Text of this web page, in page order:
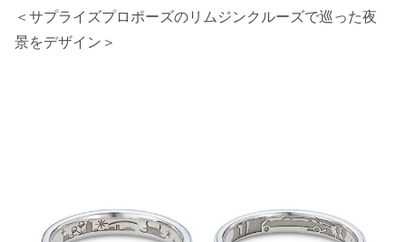
＜サプライズプロポーズのリムジンクルーズで巡った夜
景をデザイン＞